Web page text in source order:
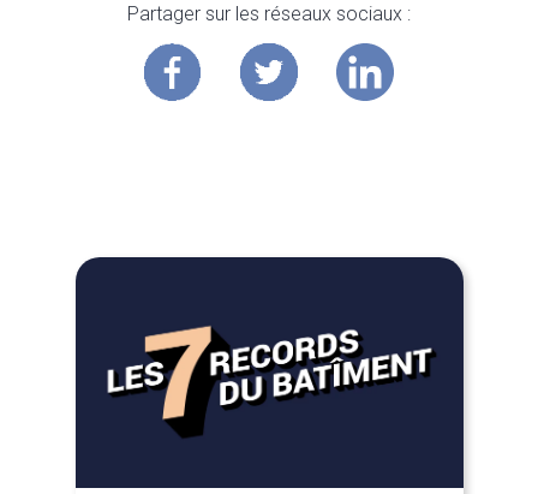
Partager sur les réseaux sociaux :